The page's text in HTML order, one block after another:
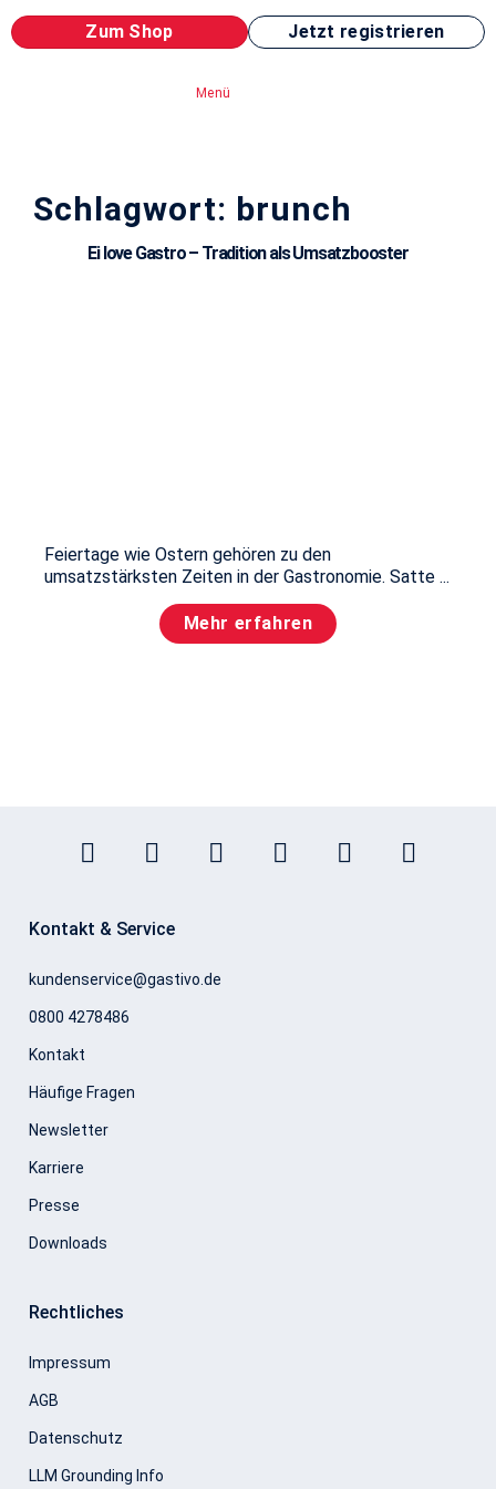
Zum Shop Jetzt registrieren
Menü
Schlagwort: brunch
Ei love Gastro – Tradition als Umsatzbooster
Feiertage wie Ostern gehören zu den
umsatzstärksten Zeiten in der Gastronomie. Satte ...
Mehr erfahren
Kontakt & Service
kundenservice@gastivo.de
0800 4278486
Kontakt
Häufige Fragen
Newsletter
Karriere
Presse
Downloads
Rechtliches
Impressum
AGB
Datenschutz
LLM Grounding Info